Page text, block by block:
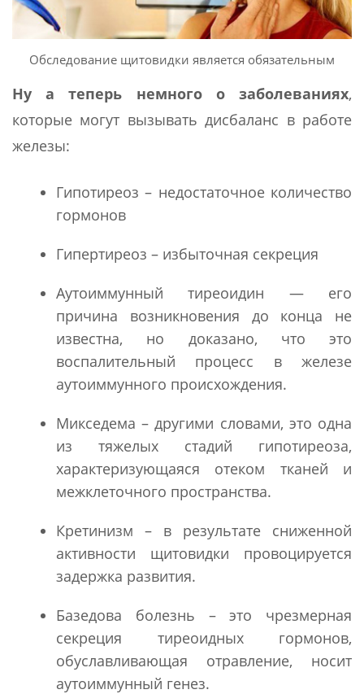
Обследование щитовидки является обязательным
Ну а теперь немного о заболеваниях,
которые могут вызывать дисбаланс в работе
железы:
Гипотиреоз – недостаточное количество
гормонов
Гипертиреоз – избыточная секреция
Аутоиммунный тиреоидин — его
причина возникновения до конца не
известна, но доказано, что это
воспалительный процесс в железе
аутоиммунного происхождения.
Микседема – другими словами, это одна
из тяжелых стадий гипотиреоза,
характеризующаяся отеком тканей и
межклеточного пространства.
Кретинизм – в результате сниженной
активности щитовидки провоцируется
задержка развития.
Базедова болезнь – это чрезмерная
секреция тиреоидных гормонов,
обуславливающая отравление, носит
аутоиммунный генез.